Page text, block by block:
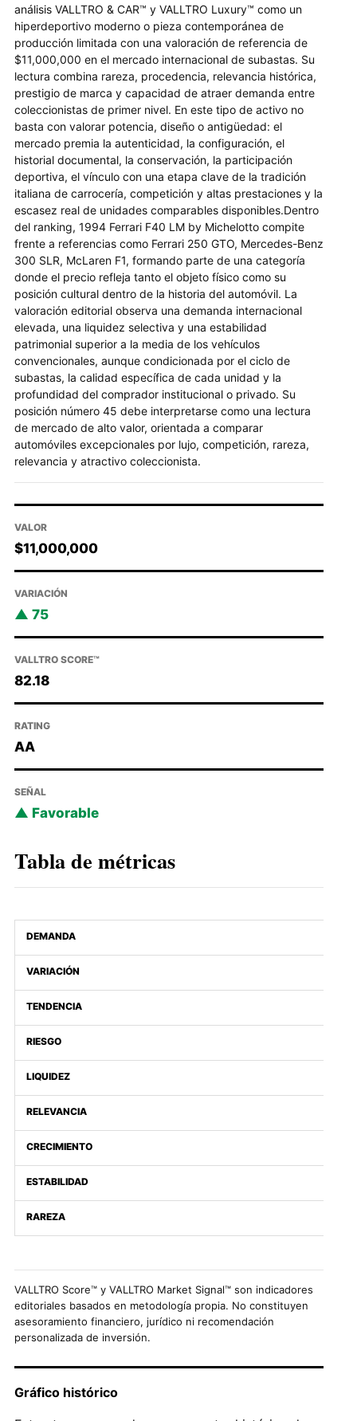
análisis VALLTRO & CAR™ y VALLTRO Luxury™ como un
hiperdeportivo moderno o pieza contemporánea de
producción limitada con una valoración de referencia de
$11,000,000 en el mercado internacional de subastas. Su
lectura combina rareza, procedencia, relevancia histórica,
prestigio de marca y capacidad de atraer demanda entre
coleccionistas de primer nivel. En este tipo de activo no
basta con valorar potencia, diseño o antigüedad: el
mercado premia la autenticidad, la configuración, el
historial documental, la conservación, la participación
deportiva, el vínculo con una etapa clave de la tradición
italiana de carrocería, competición y altas prestaciones y la
escasez real de unidades comparables disponibles.Dentro
del ranking, 1994 Ferrari F40 LM by Michelotto compite
frente a referencias como Ferrari 250 GTO, Mercedes-Benz
300 SLR, McLaren F1, formando parte de una categoría
donde el precio refleja tanto el objeto físico como su
posición cultural dentro de la historia del automóvil. La
valoración editorial observa una demanda internacional
elevada, una liquidez selectiva y una estabilidad
patrimonial superior a la media de los vehículos
convencionales, aunque condicionada por el ciclo de
subastas, la calidad específica de cada unidad y la
profundidad del comprador institucional o privado. Su
posición número 45 debe interpretarse como una lectura
de mercado de alto valor, orientada a comparar
automóviles excepcionales por lujo, competición, rareza,
relevancia y atractivo coleccionista.
VALOR
$11,000,000
VARIACIÓN
75
VALLTRO SCORE™
82.18
RATING
AA
SEÑAL
Favorable
Tabla de métricas
DEMANDA
VARIACIÓN
TENDENCIA
RIESGO
LIQUIDEZ
RELEVANCIA
CRECIMIENTO
ESTABILIDAD
RAREZA
VALLTRO Score™ y VALLTRO Market Signal™ son indicadores
editoriales basados en metodología propia. No constituyen
asesoramiento financiero, jurídico ni recomendación
personalizada de inversión.
Gráfico histórico